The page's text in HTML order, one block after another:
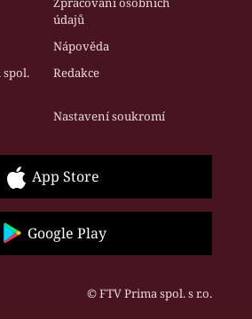
údajů
Nápověda
spol.
Redakce
Nastavení soukromí
App Store
Google Play
© FTV Prima spol. s r.o.